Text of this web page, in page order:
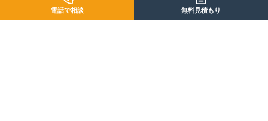
03
電話で相談 無料見積もり